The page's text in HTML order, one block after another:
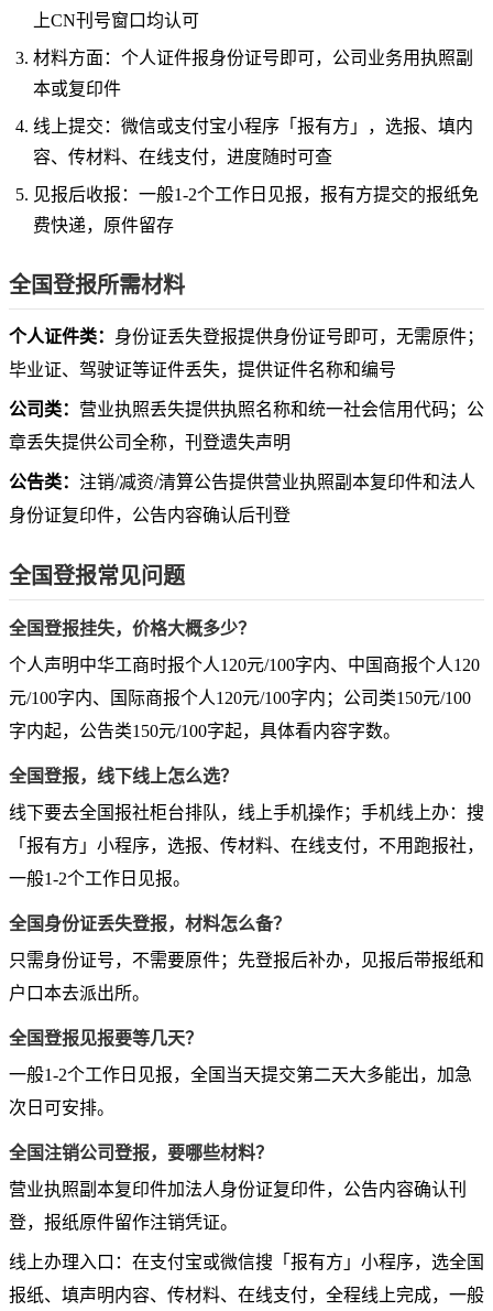
上CN刊号窗口均认可
材料方面：个人证件报身份证号即可，公司业务用执照副
本或复印件
线上提交：微信或支付宝小程序「报有方」，选报、填内
容、传材料、在线支付，进度随时可查
见报后收报：一般1-2个工作日见报，报有方提交的报纸免
费快递，原件留存
全国登报所需材料
个人证件类： 身份证丢失登报提供身份证号即可，无需原件；
毕业证、驾驶证等证件丢失，提供证件名称和编号
公司类： 营业执照丢失提供执照名称和统一社会信用代码；公
章丢失提供公司全称，刊登遗失声明
公告类： 注销/减资/清算公告提供营业执照副本复印件和法人
身份证复印件，公告内容确认后刊登
全国登报常见问题
全国登报挂失，价格大概多少？
个人声明中华工商时报个人120元/100字内、中国商报个人120
元/100字内、国际商报个人120元/100字内；公司类150元/100
字内起，公告类150元/100字起，具体看内容字数。
全国登报，线下线上怎么选？
线下要去全国报社柜台排队，线上手机操作；手机线上办：搜
「报有方」小程序，选报、传材料、在线支付，不用跑报社，
一般1-2个工作日见报。
全国身份证丢失登报，材料怎么备？
只需身份证号，不需要原件；先登报后补办，见报后带报纸和
户口本去派出所。
全国登报见报要等几天？
一般1-2个工作日见报，全国当天提交第二天大多能出，加急
次日可安排。
全国注销公司登报，要哪些材料？
营业执照副本复印件加法人身份证复印件，公告内容确认刊
登，报纸原件留作注销凭证。
线上办理入口：在支付宝或微信搜「报有方」小程序，选全国
报纸、填声明内容、传材料、在线支付，全程线上完成，一般